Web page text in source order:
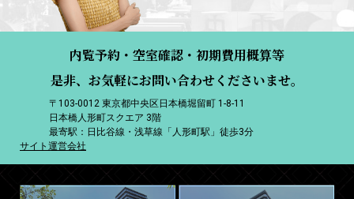
内覧予約・空室確認・初期費用概算等
是非、お気軽にお問い合わせくださいませ。
〒103-0012 東京都中央区日本橋堀留町 1-8-11
日本橋人形町スクエア 3階
最寄駅：日比谷線・浅草線「人形町駅」徒歩3分
サイト運営会社